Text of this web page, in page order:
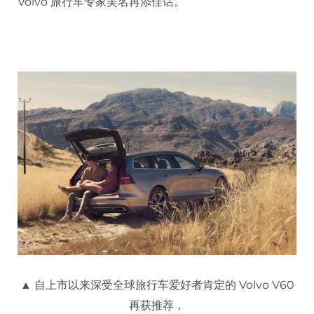
▲ 自上市以来深受全球旅行车爱好者肯定的 Volvo V60
再获推荐，